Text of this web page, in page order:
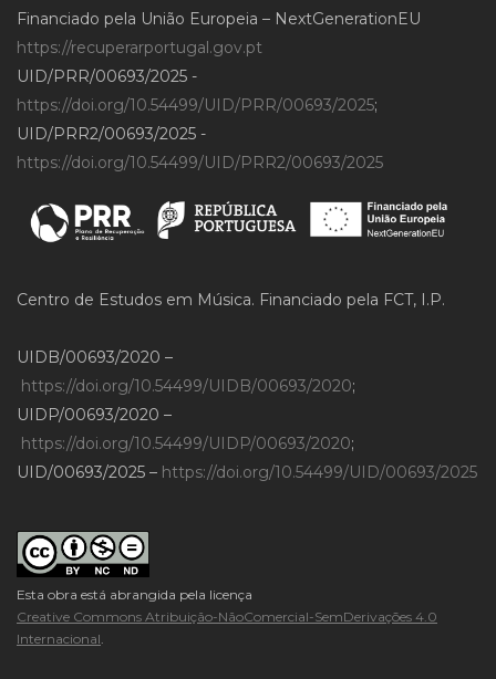
Financiado pela União Europeia – NextGenerationEU
https://recuperarportugal.gov.pt
UID/PRR/00693/2025 -
https://doi.org/10.54499/UID/PRR/00693/2025;
UID/PRR2/00693/2025 -
https://doi.org/10.54499/UID/PRR2/00693/2025
Centro de Estudos em Música. Financiado pela FCT, I.P.
UIDB/00693/2020 –
https://doi.org/10.54499/UIDB/00693/2020;
UIDP/00693/2020 –
https://doi.org/10.54499/UIDP/00693/2020;
UID/00693/2025 – https://doi.org/10.54499/UID/00693/2025
Esta obra está abrangida pela licença
Creative Commons Atribuição-NãoComercial-SemDerivações 4.0
Internacional